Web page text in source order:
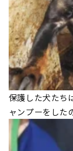
保護した犬たち
ャンプーをした